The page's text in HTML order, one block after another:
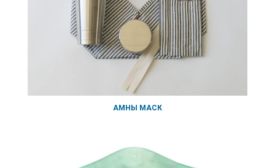
АМНЫ МАСК